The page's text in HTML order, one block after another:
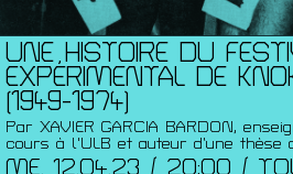
UNE HISTOIRE DU
EXPÉRIMENTAL DE
(1949-1974)
Par XAVIER GARCIA BARDON,
cours à l'ULB et auteur d’une thèse
ME. 12.04.23 / 20:00 /